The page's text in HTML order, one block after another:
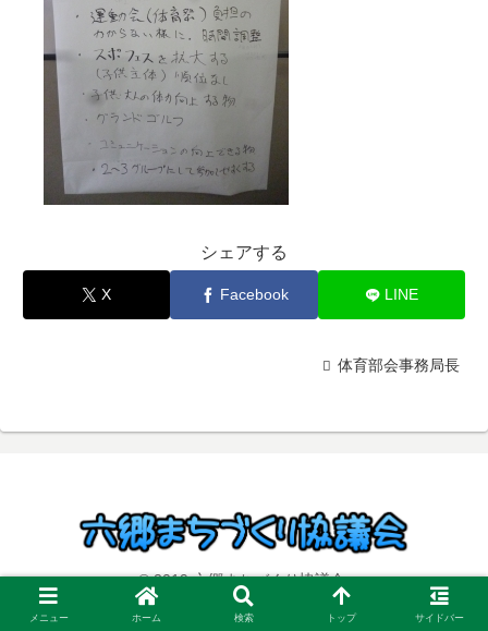
シェアする
X Facebook LINE
体育部会事務局長
© 2019 六郷まちづくり協議会.
メニュー ホーム 検索 トップ サイドバー